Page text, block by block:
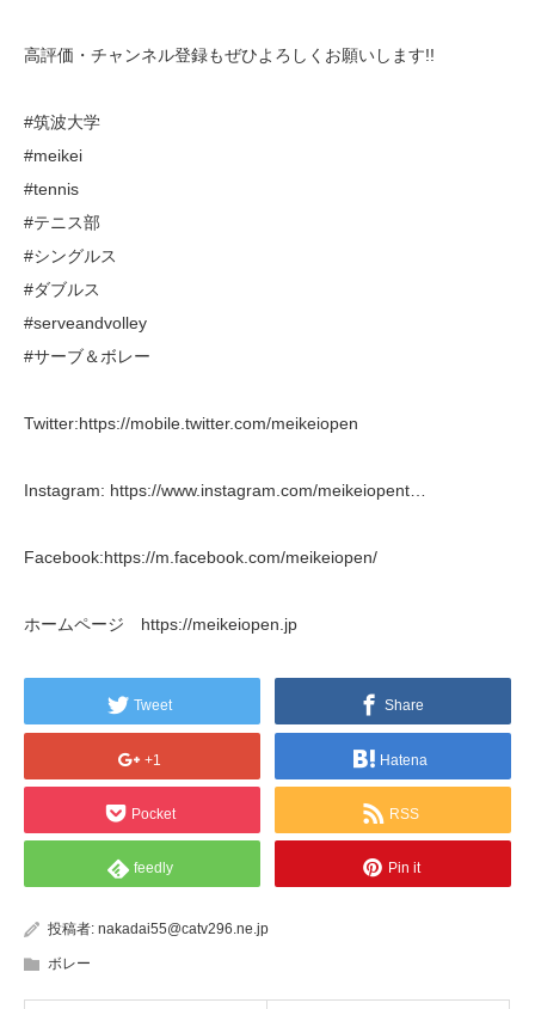
高評価・チャンネル登録もぜひよろしくお願いします!!
#筑波大学
#meikei
#tennis
#テニス部
#シングルス
#ダブルス
#serveandvolley
#サーブ＆ボレー
Twitter:https://mobile.twitter.com/meikeiopen
Instagram: https://www.instagram.com/meikeiopent…
Facebook:https://m.facebook.com/meikeiopen/
ホームページ https://meikeiopen.jp
Tweet Share
+1 Hatena
Pocket RSS
feedly Pin it
投稿者: nakadai55@catv296.ne.jp
ボレー